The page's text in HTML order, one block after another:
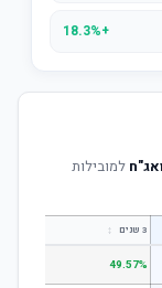
+18.3%
למובילות
3 שנים ↕
49.57%